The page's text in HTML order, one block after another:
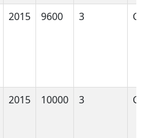
2015 9600 3 G
2015 10000 3 G